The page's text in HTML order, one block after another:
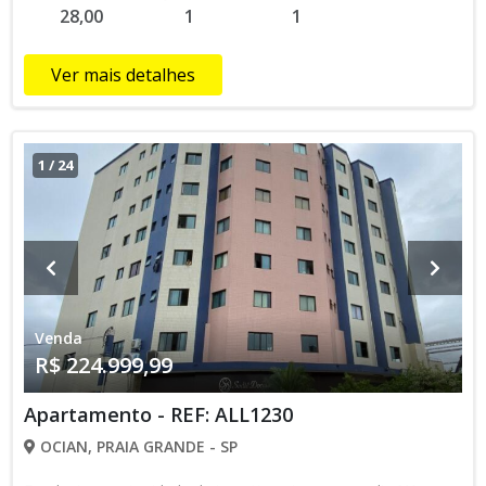
mercados Figueroa, Carrefour Marketing, Pão de Açúcar
Imóveis, bares e restaurantes, doerias, padarias, pet shop.
correio, entre outros... ****Referência ALL468*** ***Favor
28,00
1
1
Ver mais detalhes
1 / 24
Venda
R$ 224.999,99
Apartamento - REF: ALL1230
OCIAN, PRAIA GRANDE - SP